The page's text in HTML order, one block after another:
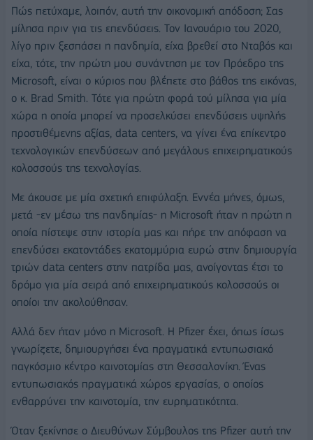
Πώς πετύχαμε, λοιπόν, αυτή την οικονομική απόδοση; Σας
μίλησα πριν για τις επενδύσεις. Τον Ιανουάριο του 2020,
λίγο πριν ξεσπάσει η πανδημία, είχα βρεθεί στο Νταβός και
είχα, τότε, την πρώτη μου συνάντηση με τον Πρόεδρο της
Microsoft, είναι ο κύριος που βλέπετε στο βάθος της εικόνας,
ο κ. Brad Smith. Τότε για πρώτη φορά τού μίλησα για μία
χώρα η οποία μπορεί να προσελκύσει επενδύσεις υψηλής
προστιθέμενης αξίας, data centers, να γίνει ένα επίκεντρο
τεχνολογικών επενδύσεων από μεγάλους επιχειρηματικούς
κολοσσούς της τεχνολογίας.
Με άκουσε με μία σχετική επιφύλαξη. Εννέα μήνες, όμως,
μετά -εν μέσω της πανδημίας- η Microsoft ήταν η πρώτη η
οποία πίστεψε στην ιστορία μας και πήρε την απόφαση να
επενδύσει εκατοντάδες εκατομμύρια ευρώ στην δημιουργία
τριών data centers στην πατρίδα μας, ανοίγοντας έτσι το
δρόμο για μία σειρά από επιχειρηματικούς κολοσσούς οι
οποίοι την ακολούθησαν.
Αλλά δεν ήταν μόνο η Microsoft. Η Pfizer έχει, όπως ίσως
γνωρίζετε, δημιουργήσει ένα πραγματικά εντυπωσιακό
παγκόσμιο κέντρο καινοτομίας στη Θεσσαλονίκη. Ένας
εντυπωσιακός πραγματικά χώρος εργασίας, ο οποίος
ενθαρρύνει την καινοτομία, την ευρηματικότητα.
Όταν ξεκίνησε ο Διευθύνων Σύμβουλος της Pfizer αυτή την